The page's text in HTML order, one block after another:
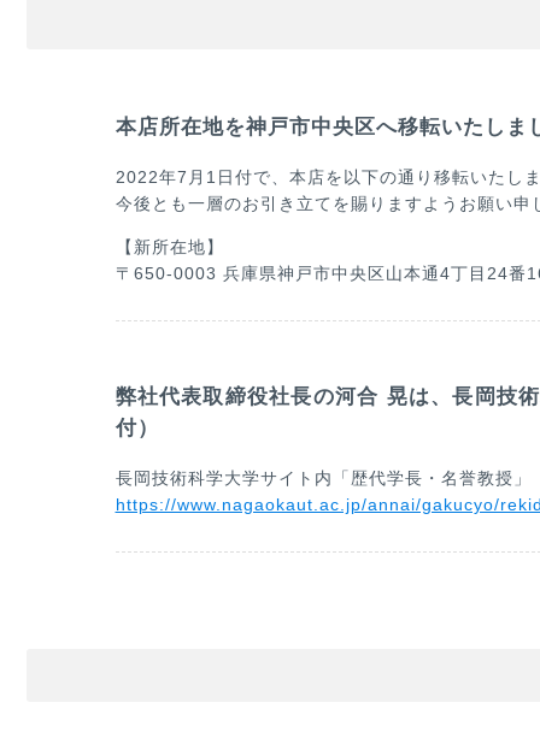
本店所在地を神戸市中央区へ移転いたしま
2022年7月1日付で、本店を以下の通り移転いたし
今後とも一層のお引き立てを賜りますようお願い申
【新所在地】
〒650-0003 兵庫県神戸市中央区山本通4丁目24番
弊社代表取締役社長の河合 晃は、長岡技
付）
長岡技術科学大学サイト内「歴代学長・名誉教授」
https://www.nagaokaut.ac.jp/annai/gakucyo/